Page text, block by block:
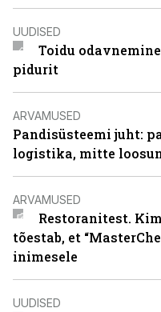
UUDISED
Toidu
pidurit
ARVAMUSED
Pandisüsteemi juht:
logistika, mitte
ARVAMUSED
Restoranitest.
tõestab, et
inimesele
UUDISED